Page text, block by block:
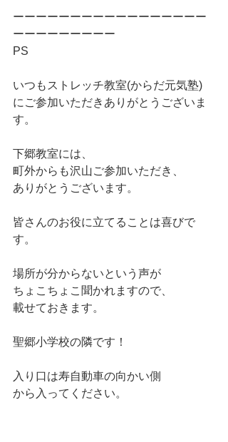
ーーーーーーーーーーーーーーーーー
ーーーーーーーーー
PS
いつもストレッチ教室(からだ元気塾)
にご参加いただきありがとうございま
す。
下郷教室には、
町外からも沢山ご参加いただき、
ありがとうございます。
皆さんのお役に立てることは喜びで
す。
場所が分からないという声が
ちょこちょこ聞かれますので、
載せておきます。
聖郷小学校の隣です！
入り口は寿自動車の向かい側
から入ってください。